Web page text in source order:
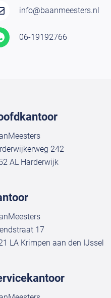
info@baanmeesters.nl
06-19192766
242
AL Harderwijk
17
LA Krimpen aan den IJssel